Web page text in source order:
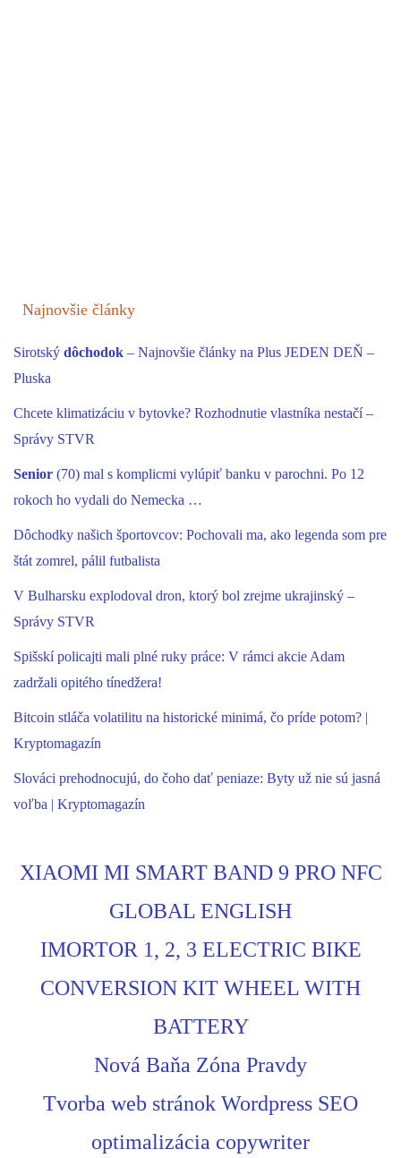
Najnovšie články
Sirotský dôchodok – Najnovšie články na Plus JEDEN DEŇ –
Pluska
Chcete klimatizáciu v bytovke? Rozhodnutie vlastníka nestačí –
Správy STVR
Senior (70) mal s komplicmi vylúpiť banku v parochni. Po 12
rokoch ho vydali do Nemecka …
Dôchodky našich športovcov: Pochovali ma, ako legenda som pre
štát zomrel, pálil futbalista
V Bulharsku explodoval dron, ktorý bol zrejme ukrajinský –
Správy STVR
Spišskí policajti mali plné ruky práce: V rámci akcie Adam
zadržali opitého tínedžera!
Bitcoin stláča volatilitu na historické minimá, čo príde potom? |
Kryptomagazín
Slováci prehodnocujú, do čoho dať peniaze: Byty už nie sú jasná
voľba | Kryptomagazín
XIAOMI MI SMART BAND 9 PRO NFC
GLOBAL ENGLISH
IMORTOR 1, 2, 3 ELECTRIC BIKE
CONVERSION KIT WHEEL WITH
BATTERY
Nová Baňa Zóna Pravdy
Tvorba web stránok Wordpress SEO
optimalizácia copywriter